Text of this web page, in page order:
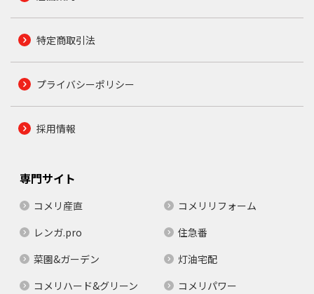
特定商取引法
プライバシーポリシー
採用情報
専門サイト
コメリ産直
コメリリフォーム
レンガ.pro
住急番
菜園&ガーデン
灯油宅配
コメリハード&グリーン
コメリパワー